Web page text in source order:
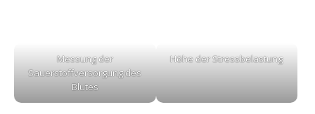
Messung der
Sauerstoffversorgung des
Blutes
Höhe der Stressbelastung